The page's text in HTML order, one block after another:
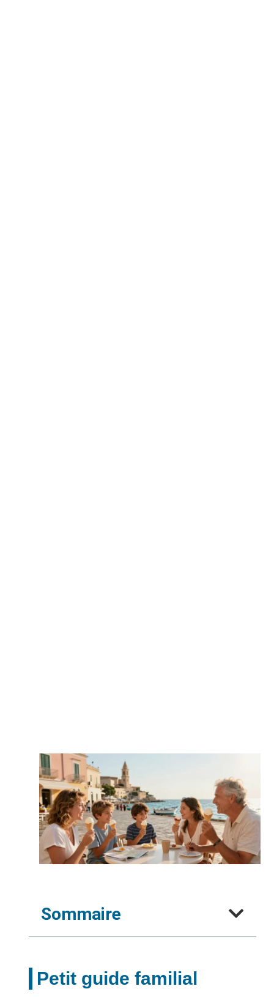
Sommaire
Petit guide familial